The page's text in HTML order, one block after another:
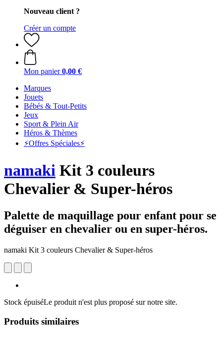
Nouveau client ?
Créer un compte
Mon panier 0,00 €
Marques
Jouets
Bébés & Tout-Petits
Jeux
Sport & Plein Air
Héros & Thèmes
⚡️Offres Spéciales⚡️
namaki Kit 3 couleurs
Chevalier & Super-héros
Palette de maquillage pour enfant pour se
déguiser en chevalier ou en super-héros.
namaki Kit 3 couleurs Chevalier & Super-héros
Stock épuiséLe produit n'est plus proposé sur notre site.
Produits similaires